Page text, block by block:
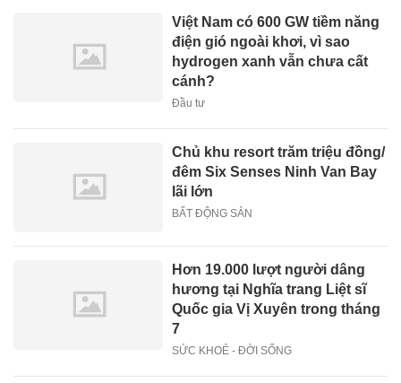
Việt Nam có 600 GW tiềm năng
điện gió ngoài khơi, vì sao
hydrogen xanh vẫn chưa cất
cánh?
Đầu tư
Chủ khu resort trăm triệu đồng/
đêm Six Senses Ninh Van Bay
lãi lớn
BẤT ĐỘNG SẢN
Hơn 19.000 lượt người dâng
hương tại Nghĩa trang Liệt sĩ
Quốc gia Vị Xuyên trong tháng
7
SỨC KHOẺ - ĐỜI SỐNG